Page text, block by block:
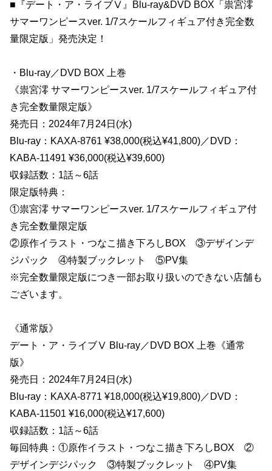
■『デート・ア・ライブⅤ』Blu-ray&DVD BOX「祟宮澪
サマーワンピースver. 1/7スケールフィギュア付き完全数
量限定版」発売決定！
・Blu-ray／DVD BOX 上巻
《祟宮澪 サマーワンピースver. 1/7スケールフィギュア付
き完全数量限定版》
発売日：2024年7月24日(水)
Blu-ray：KAXA-8761 ¥38,000(税込¥41,800)／DVD：
KABA-11491 ¥36,000(税込¥39,600)
収録話数：1話～6話
限定版特典：
①祟宮澪 サマーワンピースver. 1/7スケールフィギュア付
き完全数量限定版
②原作イラスト・つなこ描き下ろしBOX ③デザインデ
ジパック ④特製ブックレット ⑤PV集
※完全数量限定版につき一部お取り扱いのできない店舗も
ございます。
《通常版》
デート・ア・ライブⅤ Blu-ray／DVD BOX 上巻《通常
版》
発売日：2024年7月24日(水)
Blu-ray：KAXA-8771 ¥18,000(税込¥19,800)／DVD：
KABA-11501 ¥16,000(税込¥17,600)
収録話数：1話～6話
毎回特典：①原作イラスト・つなこ描き下ろしBOX ②
デザインデジパック ③特製ブックレット ④PV集